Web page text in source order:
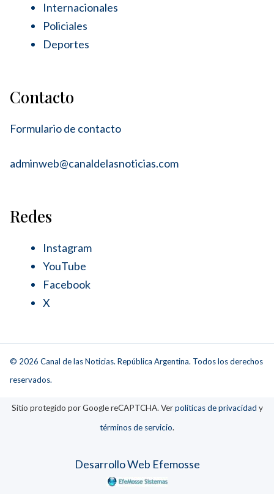
Internacionales
Policiales
Deportes
Contacto
Formulario de contacto
adminweb@canaldelasnoticias.com
Redes
Instagram
YouTube
Facebook
X
© 2026 Canal de las Noticias. República Argentina. Todos los derechos
reservados.
Sitio protegido por Google reCAPTCHA. Verpolíticas de privacidad y
términos de servicio.
Desarrollo Web Efemosse